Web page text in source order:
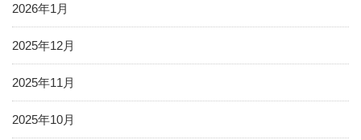
2026年1月
2025年12月
2025年11月
2025年10月